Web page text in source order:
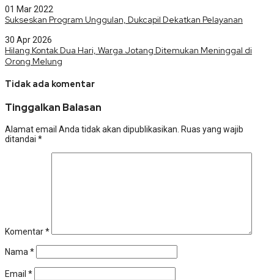
01 Mar 2022
Sukseskan Program Unggulan, Dukcapil Dekatkan Pelayanan
30 Apr 2026
Hilang Kontak Dua Hari, Warga Jotang Ditemukan Meninggal di
Orong Melung
Tidak ada komentar
Tinggalkan Balasan
Alamat email Anda tidak akan dipublikasikan. Ruas yang wajib
ditandai *
Komentar*
Nama *
Email *